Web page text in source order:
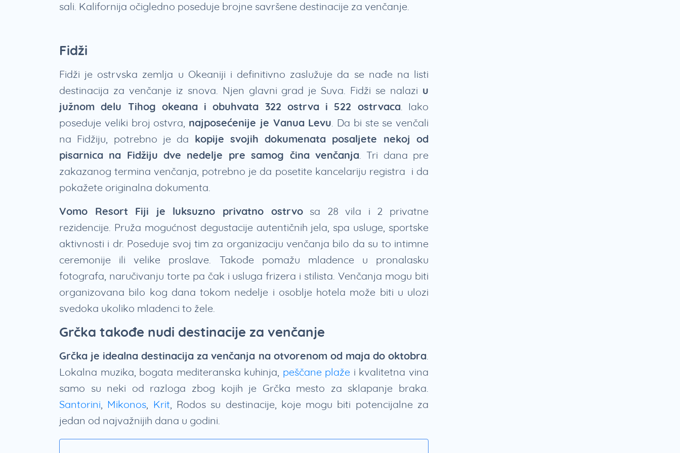
sali. Kalifornija očigledno poseduje brojne savršene destinacije za venčanje.
Fidži
Fidži je ostrvska zemlja u Okeaniji i definitivno zaslužuje da se nađe na listi
destinacija za venčanje iz snova. Njen glavni grad je Suva. Fidži se nalazi u
južnom delu Tihog okeana i obuhvata 322 ostrva i 522 ostrvaca. Iako
poseduje veliki broj ostvra, najposećenije je Vanua Levu. Da bi ste se venčali
na Fidžiju, potrebno je da kopije svojih dokumenata posaljete nekoj od
pisarnica na Fidžiju dve nedelje pre samog čina venčanja. Tri dana pre
zakazanog termina venčanja, potrebno je da posetite kancelariju registra i da
pokažete originalna dokumenta.
Vomo Resort Fiji je luksuzno privatno ostrvosa 28 vila i 2 privatne
rezidencije. Pruža mogućnost degustacije autentičnih jela, spa usluge, sportske
aktivnosti i dr. Poseduje svoj tim za organizaciju venčanja bilo da su to intimne
ceremonije ili velike proslave. Takođe pomažu mladence u pronalasku
fotografa, naručivanju torte pa čak i usluga frizera i stilista. Venčanja mogu biti
organizovana bilo kog dana tokom nedelje i osoblje hotela može biti u ulozi
svedoka ukoliko mladenci to žele.
Grčka takođe nudi destinacije za venčanje
Grčka je idealna destinacija za venčanja na otvorenom od maja do oktobra.
Lokalna muzika, bogata mediteranska kuhinja, peščane plaže i kvalitetna vina
samo su neki od razloga zbog kojih je Grčka mesto za sklapanje braka.
Santorini, Mikonos, Krit, Rodos su destinacije, koje mogu biti potencijalne za
jedan od najvažnijih dana u godini.